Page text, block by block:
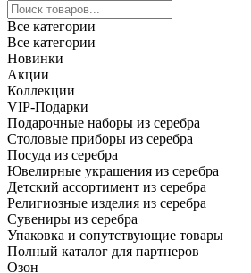
Все категории
Все категории
Новинки
Акции
Коллекции
VIP-Подарки
Подарочные наборы из серебра
Столовые приборы из серебра
Посуда из серебра
Ювелирные украшения из серебра
Детский ассортимент из серебра
Религиозные изделия из серебра
Сувениры из серебра
Упаковка и сопутствующие товары
Полный каталог для партнеров
Озон